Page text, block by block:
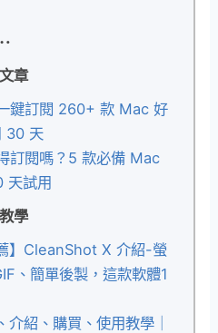
章
鍵訂閱 260+ 款 Mac 好
30 天
訂閱嗎？5 款必備 Mac
天試用
學
】CleanShot X 介紹-螢
、簡單後製，這款軟體1
紹、購買、使用教學｜